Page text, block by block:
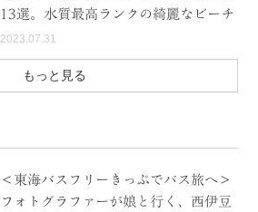
13選。水質最高ランクの綺麗なビーチ
2023.07.31
もっと見る
＜東海バスフリーきっぷでバス旅へ＞
フォトグラファーが娘と行く、西伊豆